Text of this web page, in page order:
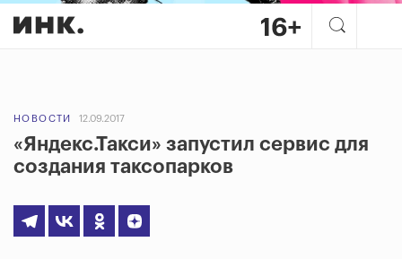
НОВОСТИ 12.09.2017
«Яндекс.Такси» запустил сервис для
создания таксопарков